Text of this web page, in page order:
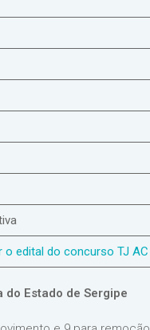
o edital do concurso TJ
Estado de Sergipe